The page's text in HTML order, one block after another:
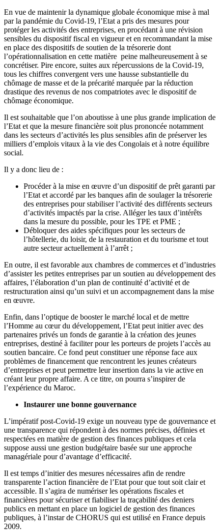
En vue de maintenir la dynamique globale économique mise à mal
par la pandémie du Covid-19, l’Etat a pris des mesures pour
protéger les activités des entreprises, en procédant à une révision
sensibles du dispositif fiscal en vigueur et en recommandant la mise
en place des dispositifs de soutien de la trésorerie dont
l’opérationnalisation en cette matière peine malheureusement à se
concrétiser. Pire encore, suites aux répercussions de la Covid-19,
tous les chiffres convergent vers une hausse substantielle du
chômage de masse et de la précarité marquée par la réduction
drastique des revenus de nos compatriotes avec le dispositif de
chômage économique.
Il est souhaitable que l’on aboutisse à une plus grande implication de
l’Etat et que la mesure financière soit plus prononcée notamment
dans les secteurs d’activités les plus sensibles afin de préserver les
milliers d’emplois vitaux à la vie des Congolais et à notre équilibre
social.
Il y a donc lieu de :
Procéder à la mise en œuvre d’un dispositif de prêt garanti par
l’Etat et accordé par les banques afin de soulager la trésorerie
des entreprises pour stabiliser l’activité des différents secteurs
d’activités impactés par la crise. Alléger les taux d’intérêts
dans la mesure du possible, pour les TPE et PME ;
Débloquer des aides spécifiques pour les secteurs de
l’hôtellerie, du loisir, de la restauration et du tourisme et tout
autre secteur actuellement à l’arrêt ;
En outre, il est favorable aux chambres de commerces et d’industries
d’assister les petites entreprises par un soutien au développement des
affaires, l’élaboration d’un plan de continuité d’activité et de
restructuration ainsi qu’un suivi et un accompagnement dans la mise
en œuvre.
Enfin, dans l’optique de booster le marché local et de mettre
l’Homme au cœur du développement, l’Etat peut initier avec des
partenaires privés un fonds de garantie à la création des jeunes
entreprises, destiné à faciliter pour les porteurs de projets l’accès au
soutien bancaire. Ce fond peut constituer une réponse face aux
problèmes de financement que rencontrent les jeunes créateurs
d’entreprises et peut permettre leur insertion dans la vie active en
créant leur propre affaire. A ce titre, on pourra s’inspirer de
l’expérience du Maroc.
Instaurer une bonne gouvernance
L’impératif post-Covid-19 exige un nouveau type de gouvernance et
une transparence qui répondent à des normes précises, définies et
respectées en matière de gestion des finances publiques et cela
suppose aussi une gestion budgétaire basée sur une approche
managériale pour d’avantage d’efficacité.
Il est temps d’initier des mesures nécessaires afin de rendre
transparente l’action financière de l’Etat pour que tout soit clair et
accessible. Il s’agira de numériser les opérations fiscales et
financières pour sécuriser et fiabiliser la traçabilité des deniers
publics en mettant en place un logiciel de gestion des finances
publiques, à l’instar de CHORUS qui est utilisé en France depuis
2009.